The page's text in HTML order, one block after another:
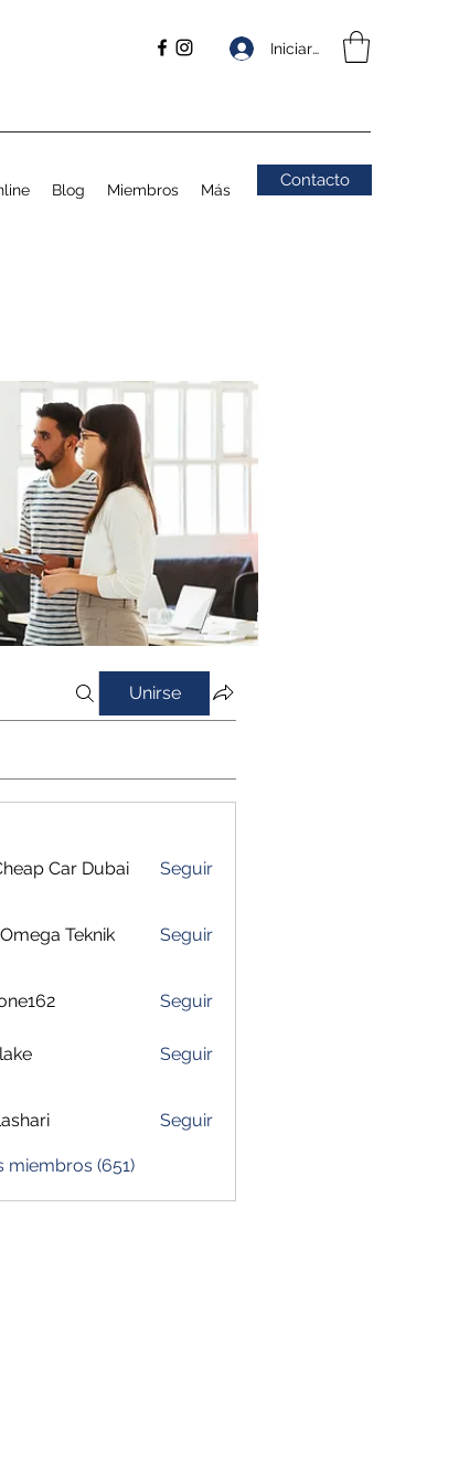
Iniciar sesión
Blog Miembros Más Contacto
Unirse
Car Dubai
Seguir
Teknik Seguir
Seguir
Seguir
Seguir
miembros (651)